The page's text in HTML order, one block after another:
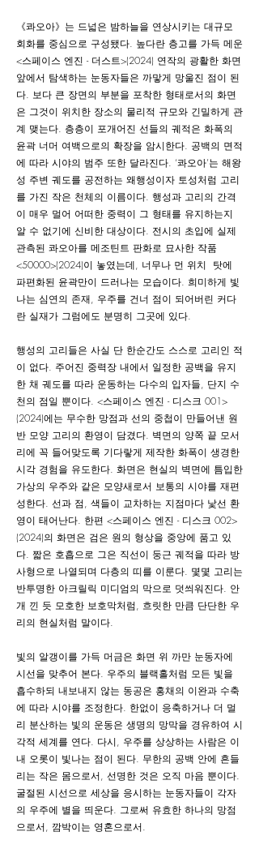
《콰오아》는 드넓은 밤하늘을 연상시키는 대규모
회화를 중심으로 구성됐다. 높다란 층고를 가득 메운
<스페이스 엔진 - 더스트>(2024) 연작의 광활한 화면
앞에서 탐색하는 눈동자들은 까맣게 망울진 점이 된
다. 보다 큰 장면의 부분을 포착한 형태로서의 화면
은 그것이 위치한 장소의 물리적 규모와 긴밀하게 관
계 맺는다. 층층이 포개어진 선들의 궤적은 화폭의
윤곽 너머 여백으로의 확장을 암시한다. 공백의 면적
에 따라 시야의 범주 또한 달라진다. ‘콰오아’는 해왕
성 주변 궤도를 공전하는 왜행성이자 토성처럼 고리
를 가진 작은 천체의 이름이다. 행성과 고리의 간격
이 매우 멀어 어떠한 중력이 그 형태를 유지하는지
알 수 없기에 신비한 대상이다. 전시의 초입에 실제
관측된 콰오아를 메조틴트 판화로 묘사한 작품
<50000>(2024)이 놓였는데, 너무나 먼 위치 탓에
파편화된 윤곽만이 드러나는 모습이다. 희미하게 빛
나는 심연의 존재, 우주를 건너 점이 되어버린 커다
란 실재가 그럼에도 분명히 그곳에 있다.
행성의 고리들은 사실 단 한순간도 스스로 고리인 적
이 없다. 주어진 중력장 내에서 일정한 공백을 유지
한 채 궤도를 따라 운동하는 다수의 입자들, 단지 수
천의 점일 뿐이다. <스페이스 엔진 - 디스크 001>
(2024)에는 무수한 망점과 선의 중첩이 만들어낸 원
반 모양 고리의 환영이 담겼다. 벽면의 양쪽 끝 모서
리에 꼭 들어맞도록 기다랗게 제작한 화폭이 생경한
시각 경험을 유도한다. 화면은 현실의 벽면에 틈입한
가상의 우주와 같은 모양새로서 보통의 시야를 재편
성한다. 선과 점, 색들이 교차하는 지점마다 낯선 환
영이 태어난다. 한편 <스페이스 엔진 - 디스크 002>
(2024)의 화면은 검은 원의 형상을 중앙에 품고 있
다. 짧은 호흡으로 그은 직선이 둥근 궤적을 따라 방
사형으로 나열되며 다층의 띠를 이룬다. 몇몇 고리는
반투명한 아크릴릭 미디엄의 막으로 덧씌워진다. 안
개 낀 듯 모호한 보호막처럼, 흐릿한 만큼 단단한 우
리의 현실처럼 말이다.
빛의 알갱이를 가득 머금은 화면 위 까만 눈동자에
시선을 맞추어 본다. 우주의 블랙홀처럼 모든 빛을
흡수하되 내보내지 않는 동공은 홍채의 이완과 수축
에 따라 시야를 조정한다. 한없이 응축하거나 더 멀
리 분산하는 빛의 운동은 생명의 망막을 경유하여 시
각적 세계를 연다. 다시, 우주를 상상하는 사람은 이
내 오롯이 빛나는 점이 된다. 무한의 공백 안에 흔들
리는 작은 몸으로서, 선명한 것은 오직 마음 뿐이다.
굴절된 시선으로 세상을 응시하는 눈동자들이 각자
의 우주에 별을 띄운다. 그로써 유효한 하나의 망점
으로서, 깜박이는 영혼으로서.